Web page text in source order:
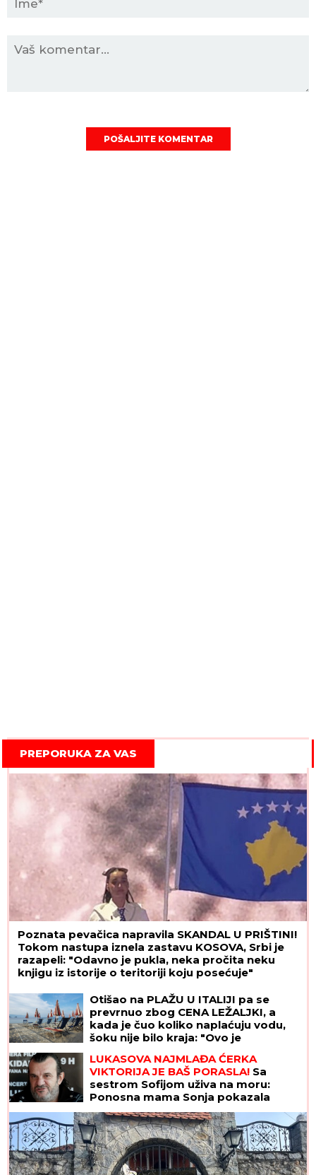
POŠALJITE KOMENTAR
PREPORUKA ZA VAS
Poznata pevačica napravila SKANDAL U PRIŠTINI!
Tokom nastupa iznela zastavu KOSOVA, Srbi je
razapeli: "Odavno je pukla, neka pročita neku
knjigu iz istorije o teritoriji koju posećuje"
Otišao na PLAŽU U ITALIJI pa se
prevrnuo zbog CENA LEŽALJKI, a
kada je čuo koliko naplaćuju vodu,
šoku nije bilo kraja: "Ovo je
maltretiranje turista", vlasnik
kupališta se ovako pravda
LUKASOVA NAJMLAĐA ĆERKA
VIKTORIJA JE BAŠ PORASLA! Sa
sestrom Sofijom uživa na moru:
Ponosna mama Sonja pokazala
fotke, puno joj srce